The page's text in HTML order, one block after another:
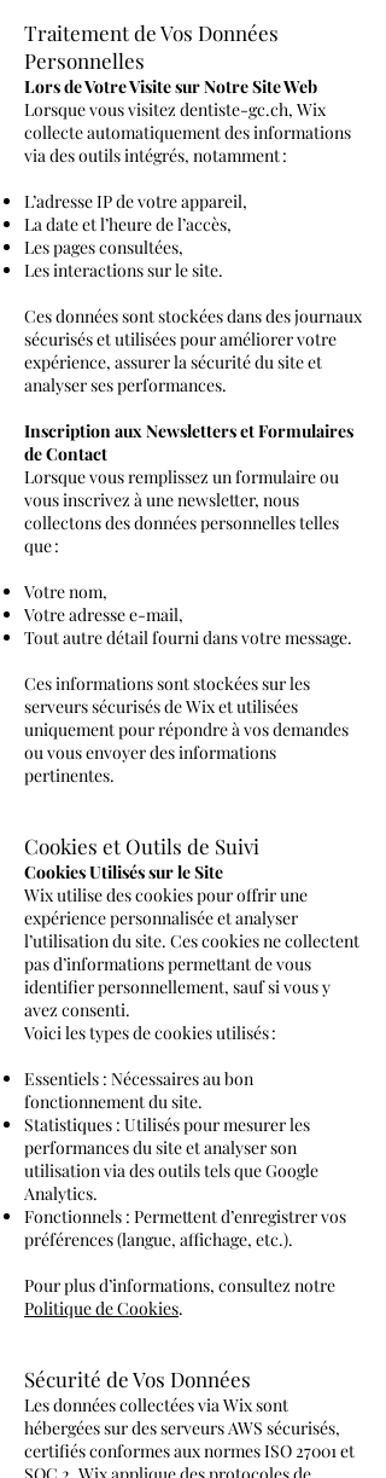
Traitement de Vos Données
Personnelles
Lors de Votre Visite sur Notre Site Web
Lorsque vous visitez dentiste-gc.ch, Wix
collecte automatiquement des informations
via des outils intégrés, notamment :
L’adresse IP de votre appareil,
La date et l’heure de l’accès,
Les pages consultées,
Les interactions sur le site.
Ces données sont stockées dans des journaux
sécurisés et utilisées pour améliorer votre
expérience, assurer la sécurité du site et
analyser ses performances.
Inscription aux Newsletters et Formulaires
de Contact
Lorsque vous remplissez un formulaire ou
vous inscrivez à une newsletter, nous
collectons des données personnelles telles
que :
Votre nom,
Votre adresse e-mail,
Tout autre détail fourni dans votre message.
Ces informations sont stockées sur les
serveurs sécurisés de Wix et utilisées
uniquement pour répondre à vos demandes
ou vous envoyer des informations
pertinentes.
Cookies et Outils de Suivi
Cookies Utilisés sur le Site
Wix utilise des cookies pour offrir une
expérience personnalisée et analyser
l’utilisation du site. Ces cookies ne collectent
pas d’informations permettant de vous
identifier personnellement, sauf si vous y
avez consenti.
Voici les types de cookies utilisés :
Essentiels : Nécessaires au bon
fonctionnement du site.
Statistiques : Utilisés pour mesurer les
performances du site et analyser son
utilisation via des outils tels que Google
Analytics.
Fonctionnels : Permettent d’enregistrer vos
préférences (langue, affichage, etc.).
Pour plus d’informations, consultez notre
Politique de Cookies.
Sécurité de Vos Données
Les données collectées via Wix sont
hébergées sur des serveurs AWS sécurisés,
certifiés conformes aux normes ISO 27001 et